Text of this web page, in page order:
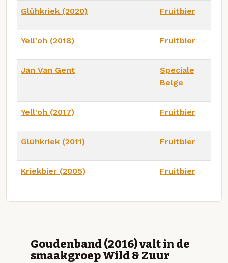
Glühkriek (2020) Fruitbier
Yell'oh (2018) Fruitbier
Jan Van Gent
Speciale
Belge
Yell'oh (2017) Fruitbier
Glühkriek (2011) Fruitbier
Kriekbier (2005) Fruitbier
Goudenband (2016) valt in de
smaakgroep Wild & Zuur